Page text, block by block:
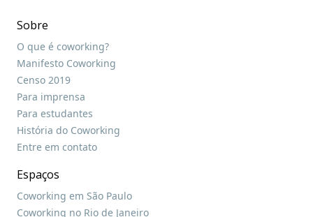
Sobre
O que é coworking?
Manifesto Coworking
Censo 2019
Para imprensa
Para estudantes
História do Coworking
Entre em contato
Espaços
Coworking em São Paulo
Coworking no Rio de Janeiro